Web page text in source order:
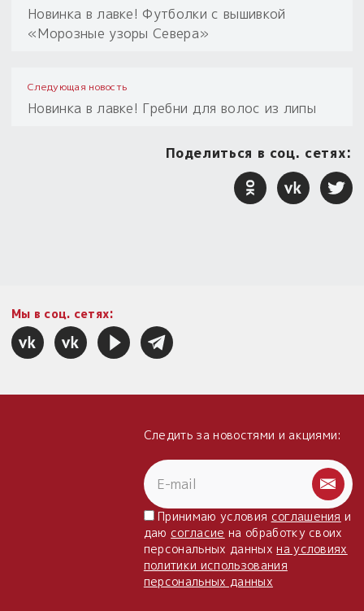
Новинка в лавке! Футболки с вышивкой
«Морозные узоры Севера»
Следующая новость
Новинка в лавке! Гребни для волос из липы
Поделиться в соц. сетях:
Мы в соц. сетях:
Следить за новостями и акциями:
Принимаю условия соглашения и
даю согласие на обработку своих
персональных данныхна условиях
политики использования
персональных данных